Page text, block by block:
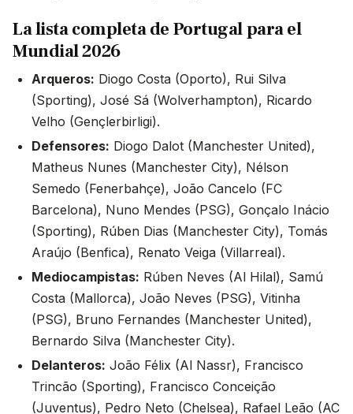
La lista completa de Portugal para el
Mundial 2026
Arqueros: Diogo Costa (Oporto), Rui Silva
(Sporting), José Sá (Wolverhampton), Ricardo
Velho (Gençlerbirligi).
Defensores: Diogo Dalot (Manchester United),
Matheus Nunes (Manchester City), Nélson
Semedo (Fenerbahçe), João Cancelo (FC
Barcelona), Nuno Mendes (PSG), Gonçalo Inácio
(Sporting), Rúben Dias (Manchester City), Tomás
Araújo (Benfica), Renato Veiga (Villarreal).
Mediocampistas: Rúben Neves (Al Hilal), Samú
Costa (Mallorca), João Neves (PSG), Vitinha
(PSG), Bruno Fernandes (Manchester United),
Bernardo Silva (Manchester City).
Delanteros: João Félix (Al Nassr), Francisco
Trincão (Sporting), Francisco Conceição
(Juventus), Pedro Neto (Chelsea), Rafael Leão (AC